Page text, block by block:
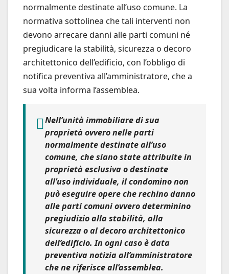
normalmente destinate all’uso comune. La
normativa sottolinea che tali interventi non
devono arrecare danni alle parti comuni né
pregiudicare la stabilità, sicurezza o decoro
architettonico dell’edificio, con l’obbligo di
notifica preventiva all’amministratore, che a
sua volta informa l’assemblea.
Nell’unità immobiliare di sua
proprietà ovvero nelle parti
normalmente destinate all’uso
comune, che siano state attribuite in
proprietà esclusiva o destinate
all’uso individuale, ilcondomino non
può eseguire opere che rechino danno
alle parti comuni ovvero determinino
pregiudizioalla stabilità, alla
sicurezza o aldecoro architettonico
dell’edificio.In ogni caso è data
preventiva notizia all’amministratore
che ne riferisce all’assemblea.